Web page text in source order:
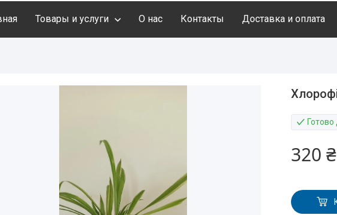
Товары и услуги О нас Контакты Доставка и оплата
320 ₴